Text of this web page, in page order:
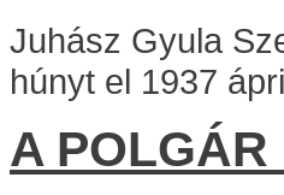
Juhász Gyula
húnyt el 1937
A POLGÁR